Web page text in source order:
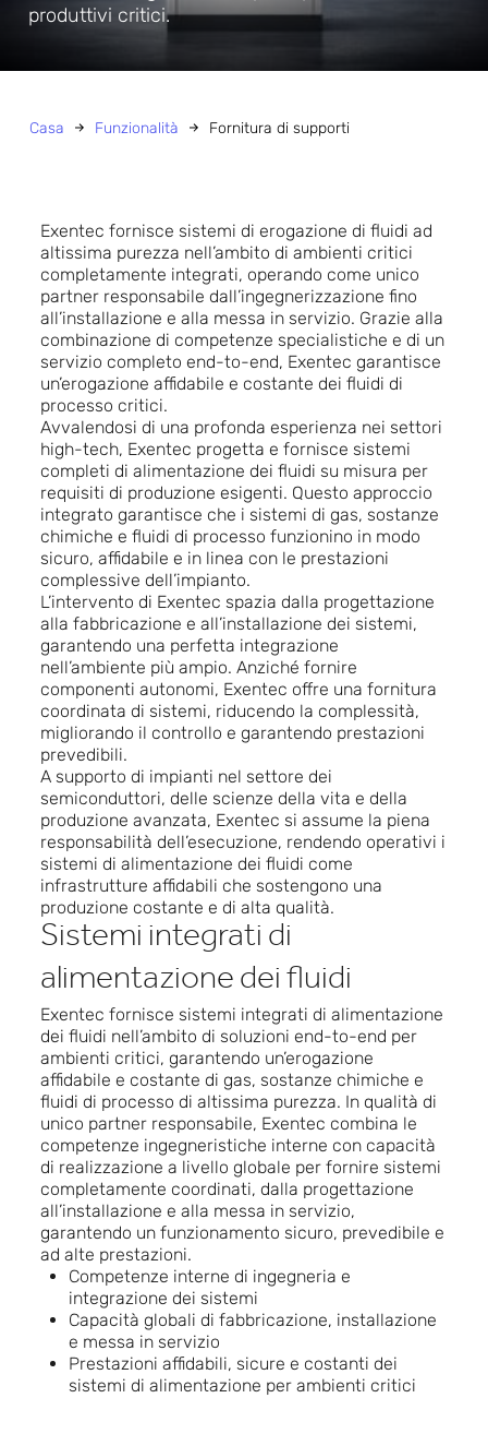
produttivi critici.
Casa Funzionalità Fornitura di supporti
Exentec fornisce sistemi di erogazione di fluidi ad
altissima purezza nell’ambito di ambienti critici
completamente integrati, operando come unico
partner responsabile dall’ingegnerizzazione fino
all’installazione e alla messa in servizio. Grazie alla
combinazione di competenze specialistiche e di un
servizio completo end-to-end, Exentec garantisce
un’erogazione affidabile e costante dei fluidi di
processo critici.
Avvalendosi di una profonda esperienza nei settori
high-tech, Exentec progetta e fornisce sistemi
completi di alimentazione dei fluidi su misura per
requisiti di produzione esigenti. Questo approccio
integrato garantisce che i sistemi di gas, sostanze
chimiche e fluidi di processo funzionino in modo
sicuro, affidabile e in linea con le prestazioni
complessive dell’impianto.
L’intervento di Exentec spazia dalla progettazione
alla fabbricazione e all’installazione dei sistemi,
garantendo una perfetta integrazione
nell’ambiente più ampio. Anziché fornire
componenti autonomi, Exentec offre una fornitura
coordinata di sistemi, riducendo la complessità,
migliorando il controllo e garantendo prestazioni
prevedibili.
A supporto di impianti nel settore dei
semiconduttori, delle scienze della vita e della
produzione avanzata, Exentec si assume la piena
responsabilità dell’esecuzione, rendendo operativi i
sistemi di alimentazione dei fluidi come
infrastrutture affidabili che sostengono una
produzione costante e di alta qualità.
Sistemi integrati di
alimentazione dei fluidi
Exentec fornisce sistemi integrati di alimentazione
dei fluidi nell’ambito di soluzioni end-to-end per
ambienti critici, garantendo un’erogazione
affidabile e costante di gas, sostanze chimiche e
fluidi di processo di altissima purezza. In qualità di
unico partner responsabile, Exentec combina le
competenze ingegneristiche interne con capacità
di realizzazione a livello globale per fornire sistemi
completamente coordinati, dalla progettazione
all’installazione e alla messa in servizio,
garantendo un funzionamento sicuro, prevedibile e
ad alte prestazioni.
Competenze interne di ingegneria e
integrazione dei sistemi
Capacità globali di fabbricazione, installazione
e messa in servizio
Prestazioni affidabili, sicure e costanti dei
sistemi di alimentazione per ambienti critici